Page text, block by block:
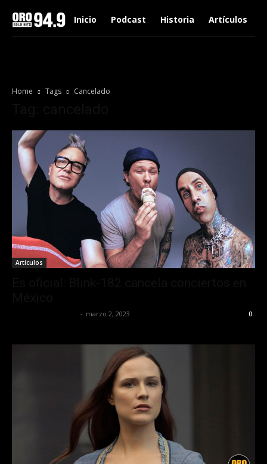
Inicio Podcast Historia Artículos
Home Tags Cancelado
Artículos
- marzo 2, 2023 0